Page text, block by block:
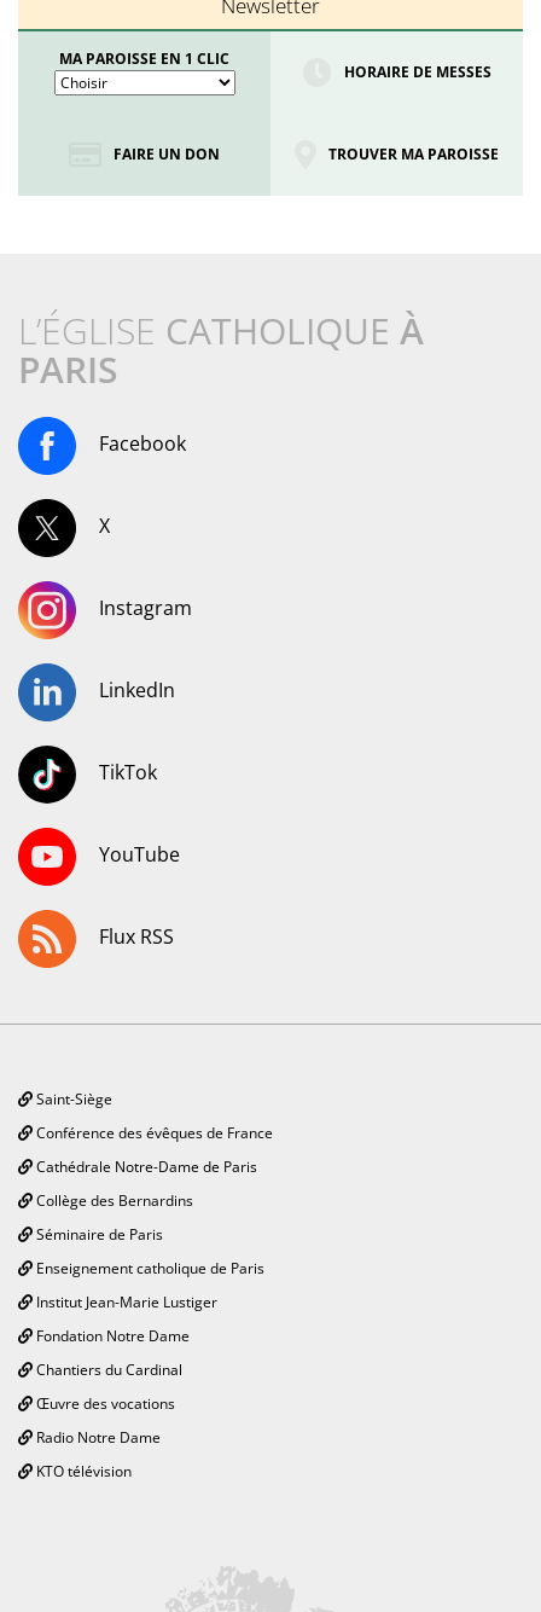
Newsletter
MA PAROISSE EN 1 CLIC
HORAIRE DE MESSES
FAIRE UN DON TROUVER MA PAROISSE
L’ÉGLISE CATHOLIQUE À
PARIS
Facebook
X
Instagram
LinkedIn
TikTok
YouTube
Flux RSS
Saint-Siège
Conférence des évêques de France
Cathédrale Notre-Dame de Paris
Collège des Bernardins
Séminaire de Paris
Enseignement catholique de Paris
Institut Jean-Marie Lustiger
Fondation Notre Dame
Chantiers du Cardinal
Œuvre des vocations
Radio Notre Dame
KTO télévision